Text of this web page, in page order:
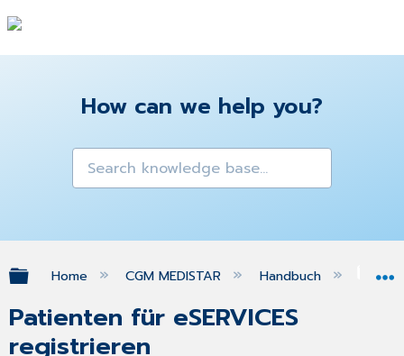
How can we help you?
Expand/collapse global hierarchy
Home CGM MEDISTAR Handbuch
Patienten für eSERVICES
registrieren